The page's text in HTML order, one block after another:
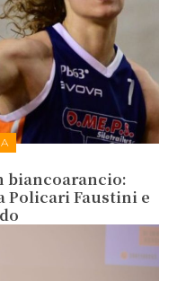
biancoarancio:
Faustini e